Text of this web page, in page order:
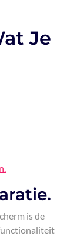
Je
is de